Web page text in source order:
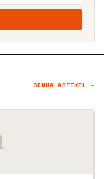
SEMUA ARTIKEL →